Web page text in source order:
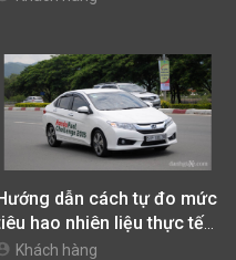
dẫn cách tự đo mức
hao nhiên liệu thực tế
xe và cách lái xe tiết
Khách hàng